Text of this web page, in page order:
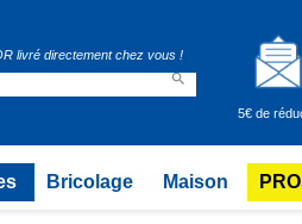
livré directement chez vous !

5€ de
Bricolage Maison